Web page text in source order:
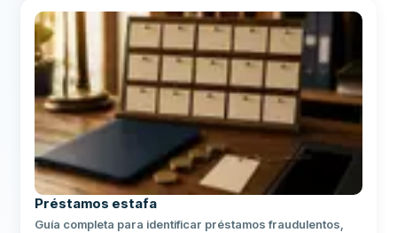
Préstamos estafa
Guía completa para identificar préstamos fraudulentos,